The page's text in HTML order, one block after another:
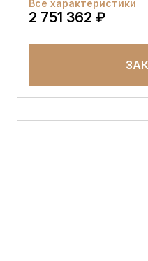
Все характеристики
2 751 362 ₽